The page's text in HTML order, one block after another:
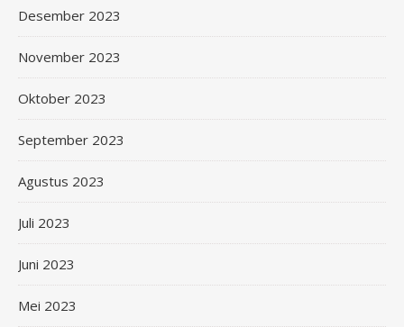
Desember 2023
November 2023
Oktober 2023
September 2023
Agustus 2023
Juli 2023
Juni 2023
Mei 2023